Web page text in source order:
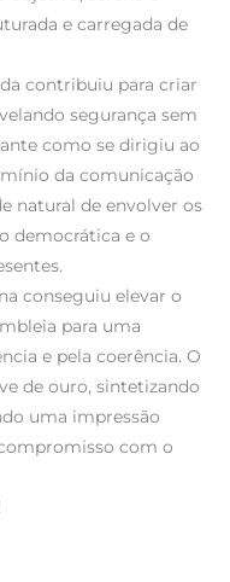
e carregada de
contribuiu para criar
segurança sem
como se dirigiu ao
da comunicação
natural de envolver os
democrática e o
conseguiu elevar o
para uma
e pela coerência. O
de ouro, sintetizando
uma impressão
com o